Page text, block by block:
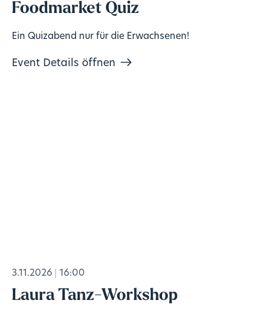
Foodmarket Quiz
Ein Quizabend nur für die Erwachsenen!
Event Details öffnen
3.11.2026 16:00
Laura Tanz-Workshop